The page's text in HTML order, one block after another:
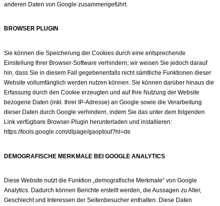
anderen Daten von Google zusammengeführt.
BROWSER PLUGIN
Sie können die Speicherung der Cookies durch eine entsprechende
Einstellung Ihrer Browser-Software verhindern; wir weisen Sie jedoch darauf
hin, dass Sie in diesem Fall gegebenenfalls nicht sämtliche Funktionen dieser
Website vollumfänglich werden nutzen können. Sie können darüber hinaus die
Erfassung durch den Cookie erzeugten und auf Ihre Nutzung der Website
bezogene Daten (inkl. Ihrer IP-Adresse) an Google sowie die Verarbeitung
dieser Daten durch Google verhindern, indem Sie das unter dem folgenden
Link verfügbare Browser-Plugin herunterladen und installieren:
https://tools.google.com/dlpage/gaoptout?hl=de
DEMOGRAFISCHE MERKMALE BEI GOOGLE ANALYTICS
Diese Website nutzt die Funktion „demografische Merkmale“ von Google
Analytics. Dadurch können Berichte erstellt werden, die Aussagen zu Alter,
Geschlecht und Interessen der Seitenbesucher enthalten. Diese Daten